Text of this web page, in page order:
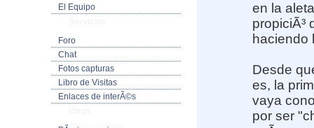
El Equipo
Foro
Chat
Fotos capturas
Libro de Visitas
Enlaces de interÃ©s
en la
propiciÃ³
haciendo
Desde
es, la
vaya
por ser